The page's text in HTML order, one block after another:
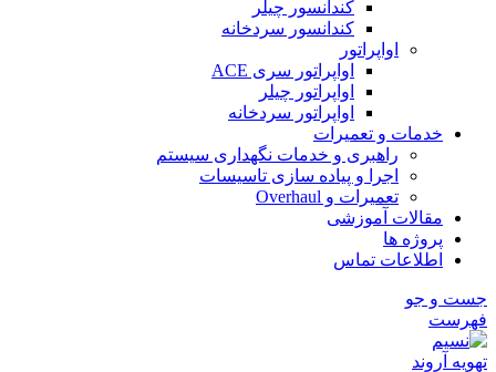
کندانسور چیلر
کندانسور سردخانه
اواپراتور
اواپراتور سری ACE
اواپراتور چیلر
اواپراتور سردخانه
خدمات و تعمیرات
راهبری و خدمات نگهداری سیستم
اجرا و پیاده سازی تاسیسات
تعمیرات و Overhaul
مقالات آموزشی
پروژه ها
اطلاعات تماس
جست و جو
فهرست